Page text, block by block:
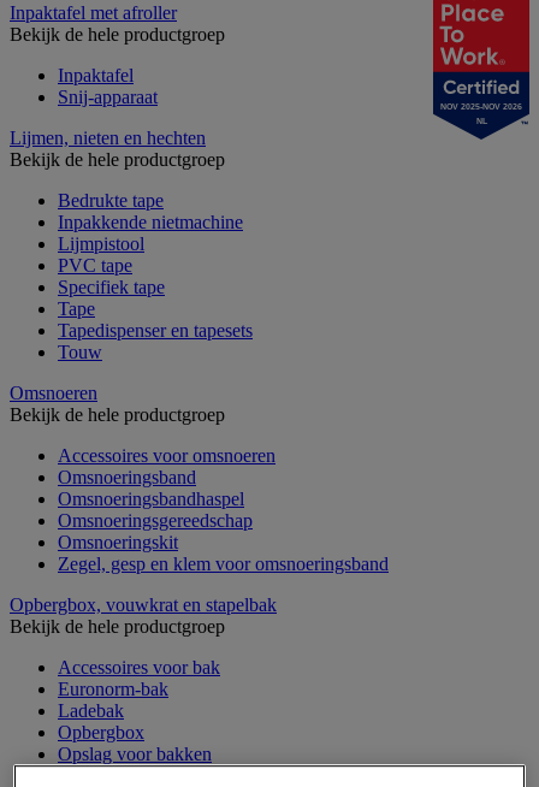
Inpaktafel met afroller
Bekijk de hele productgroep
Inpaktafel
Snij-apparaat
Lijmen, nieten en hechten
Bekijk de hele productgroep
Bedrukte tape
Inpakkende nietmachine
Lijmpistool
PVC tape
Specifiek tape
Tape
Tapedispenser en tapesets
Touw
Omsnoeren
Bekijk de hele productgroep
Accessoires voor omsnoeren
Omsnoeringsband
Omsnoeringsbandhaspel
Omsnoeringsgereedschap
Omsnoeringskit
Zegel, gesp en klem voor omsnoeringsband
Opbergbox, vouwkrat en stapelbak
Bekijk de hele productgroep
Accessoires voor bak
Euronorm-bak
Ladebak
Opbergbox
Opslag voor bakken
NOV 2025-NOV 2026
NL